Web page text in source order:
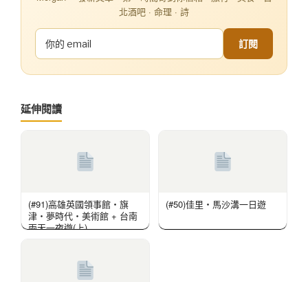
北酒吧 · 命理 · 詩
訂閱
延伸閱讀
(#91)高雄英國領事館‧旗
津‧夢時代‧美術館 + 台南
兩天一夜遊(上)
(#50)佳里‧馬沙溝一日遊